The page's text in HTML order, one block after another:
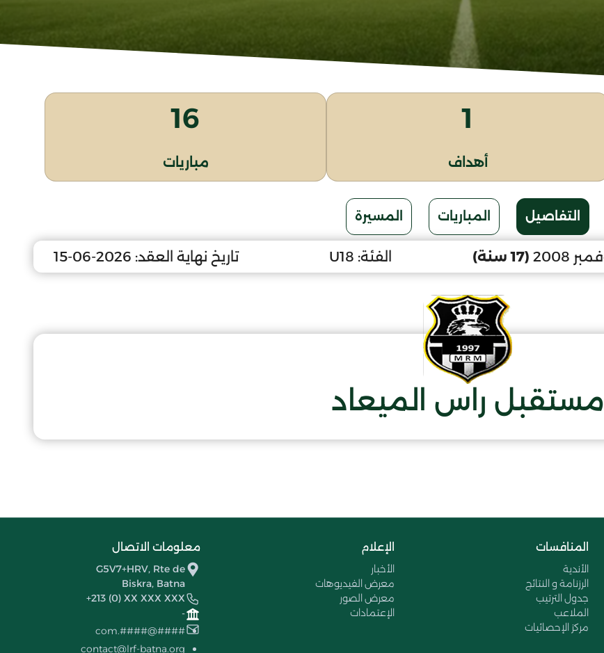
1
أهداف
16
مباريات
التفاصيل المباريات المسيرة
(17 سنة) الفئة: U18 تاريخ نهاية العقد: 2026-06-15
مستقبل راس الميعاد
المنافسات
الأندية
الرزنامة و النتائج
جدول الترتيب
الملاعب
مركز الإحصائيات
الإعلام
الأخبار
معرض الفيديوهات
معرض الصور
الإعتمادات
معلومات الاتصال
G5V7+HRV, Rte de
Biskra, Batna
+213 (0) XX XXX XXX
-
####@####.com
contact@lrf-batna.org